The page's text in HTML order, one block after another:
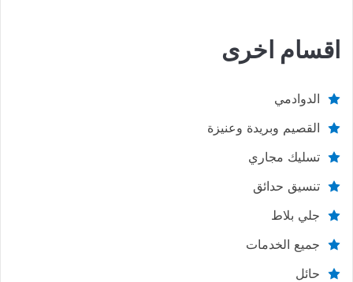
اقسام اخرى
الدوادمي
القصيم وبريدة وعنيزة
تسليك مجاري
تنسيق حدائق
جلي بلاط
جميع الخدمات
حائل